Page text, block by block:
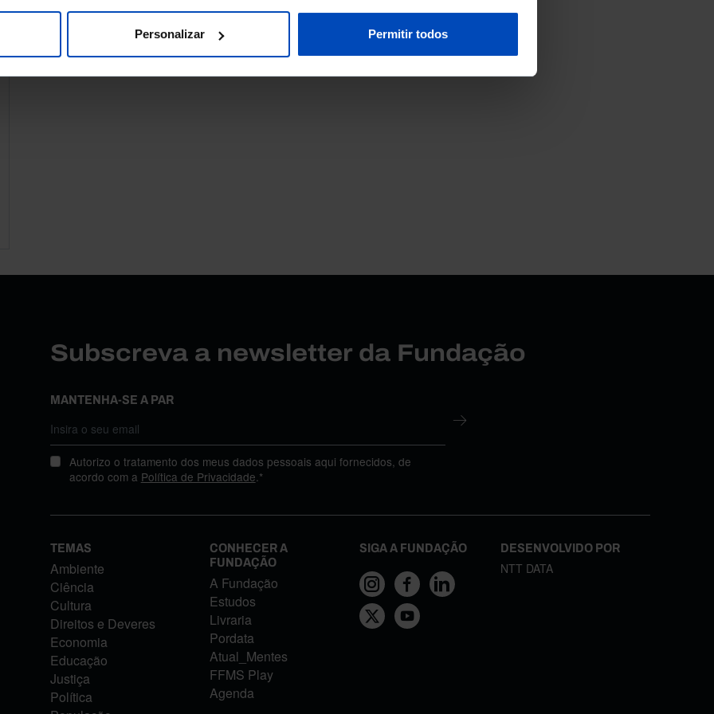
Personalizar Permitir todos
Subscreva a newsletter da Fundação
MANTENHA-SE A PAR
Autorizo o tratamento dos meus dados pessoais aqui fornecidos, de
acordo com a Política de Privacidade .*
TEMAS
Ambiente
Ciência
Cultura
Direitos e Deveres
Economia
Educação
Justiça
Política
CONHECER A
FUNDAÇÃO
A Fundação
Estudos
Livraria
Pordata
Atual_Mentes
FFMS Play
Agenda
SIGA A FUNDAÇÃO DESENVOLVIDO POR
NTT DATA